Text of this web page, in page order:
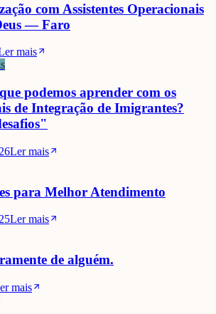
com Assistentes Operacionais
— Faro
mais
podemos aprender com os
de Integração de Imigrantes?
Ler mais
para Melhor Atendimento
Ler mais
de alguém.
mais